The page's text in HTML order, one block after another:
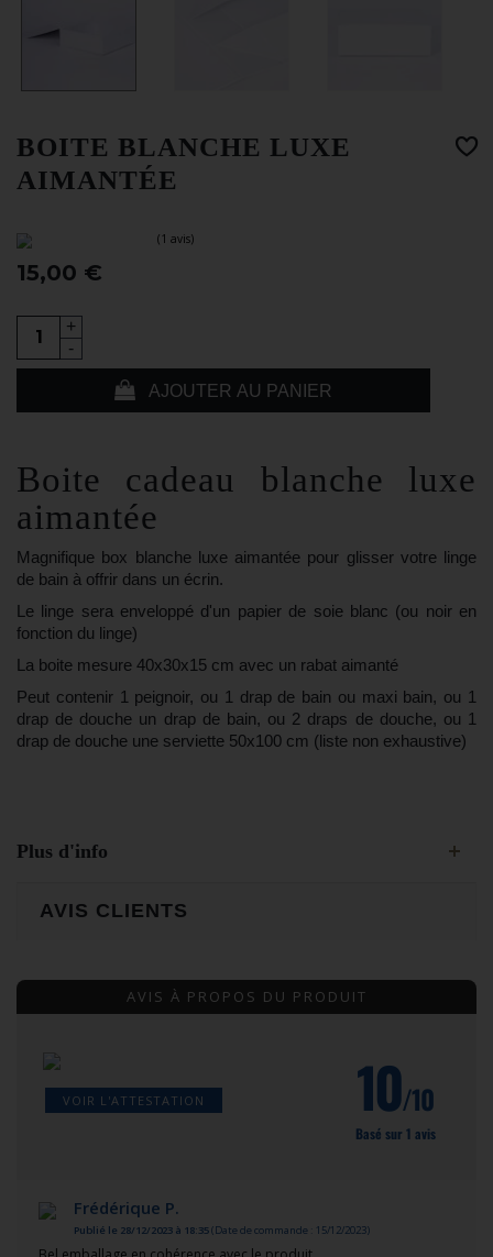
BOITE BLANCHE LUXE
AIMANTÉE
(1 avis)
Boite cadeau blanche luxe
aimantée
Magnifique box blanche luxe aimantée pour glisser votre linge
de bain à offrir dans un écrin.
Le linge sera enveloppé d'un papier de soie blanc (ou noir en
fonction du linge)
La boite mesure 40x30x15 cm avec un rabat aimanté
Peut contenir 1 peignoir, ou 1 drap de bain ou maxi bain, ou 1
drap de douche un drap de bain, ou 2 draps de douche, ou 1
drap de douche une serviette 50x100 cm (liste non exhaustive)
15,00 €
-
+
AJOUTER AU PANIER
Plus d'info
AVIS CLIENTS
AVIS À PROPOS DU PRODUIT
VOIR L'ATTESTATION 10/10
Basé sur 1 avis
Frédérique P.
Publié le 28/12/2023 à 18:35(Date de commande : 15/12/2023)